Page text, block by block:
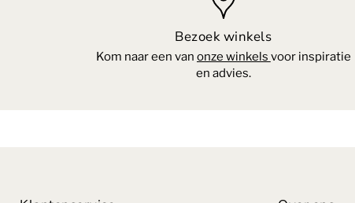
Bezoek winkels
Kom naar een van onze winkels voor inspiratie
en advies.